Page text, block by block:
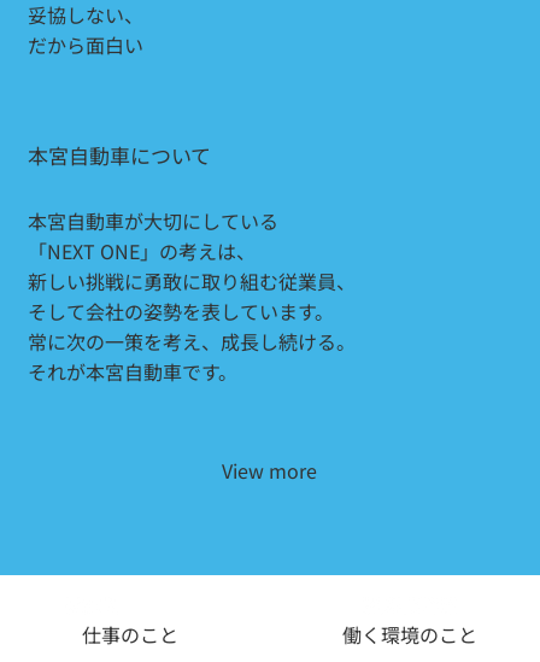
妥協しない、
だから面白い
本宮自動車について
本宮自動車が大切にしている
「NEXT ONE」の考えは、
新しい挑戦に勇敢に取り組む従業員、
そして会社の姿勢を表しています。
常に次の一策を考え、成長し続ける。
それが本宮自動車です。
View more
仕事のこと 働く環境のこと